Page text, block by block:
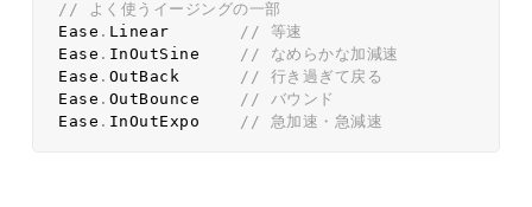
// よく使うイージングの一部
Ease . Linear
// 等速
Ease . InOutSine
// なめらかな加減速
Ease . OutBack
// 行き過ぎて戻る
Ease . OutBounce
// バウンド
Ease . InOutExpo // 急加速・急減速